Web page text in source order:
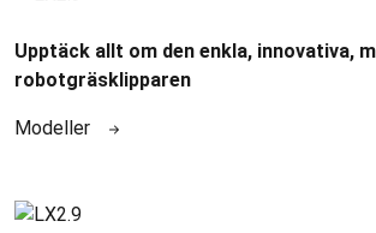
Upptäck allt om den enkla, innovativa,
robotgräsklipparen
Modeller